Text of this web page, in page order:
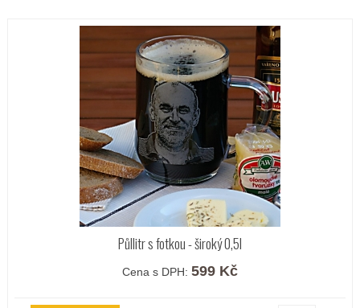
Půllitr s fotkou - široký 0,5l
Cena s DPH: 599 Kč